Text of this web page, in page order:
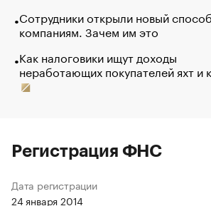
Сотрудники открыли новый
компаниям. Зачем им это
Как налоговики ищут доходы
неработающих покупателей яхт и
Регистрация ФНС
Дата регистрации
24 января 2014